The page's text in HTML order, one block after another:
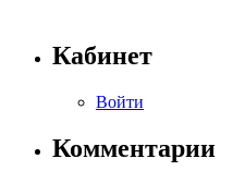
Кабинет
Войти
Комментарии